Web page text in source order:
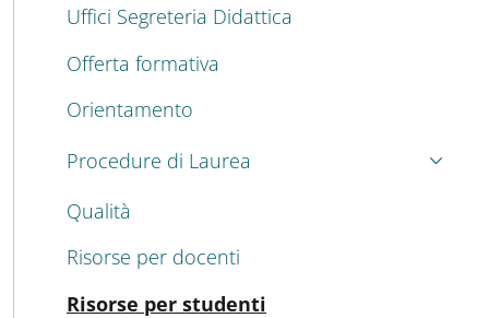
Uffici Segreteria Didattica
Offerta formativa
Orientamento
Procedure di Laurea
Qualità
Risorse per docenti
Risorse per studenti